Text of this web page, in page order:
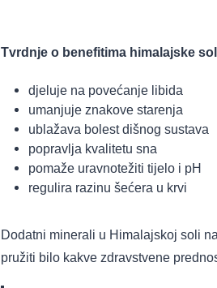
Tvrdnje o benefitima himalajske
djeluje na povećanje libida
umanjuje znakove starenja
ublažava bolest dišnog sustava
popravlja kvalitetu sna
pomaže uravnotežiti tijelo i pH
regulira razinu šećera u krvi
Dodatni minerali u Himalajskoj soli
pružiti bilo kakve zdravstvene